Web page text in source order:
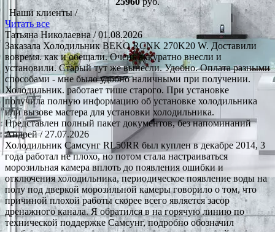
Наши клиенты /
Читать все
Татьяна Николаевна/ 01.08.2026
Заказала Холодильник BEKO RCNK 270K20 W. Доставили
вовремя. как и обещали. Очень аккуратно внесли и
установили. Старый тут же вынесли. Удобно. Оплата разными
способами - мне было удобно наличными при получении.
Холодильник. работает тише старого. При установке
получила полную информацию об установке холодильника
или вызове мастера для установки холодильника.
Представлен полный пакет документов, без напоминаний
Андрей/ 27.07.2026
Холодильник Самсунг RL50RR был куплен в декабре 2014, 3
года работал не плохо, но потом стала настраиваться
морозильная камера вплоть до появления ошибки и
отключения холодильника, периодическое появление воды на
полу под дверкой морозильной камеры говорило о том, что
причиной плохой работы скорее всего является засор
дренажного канала. Я обратился в на горячую линию по
технической поддержке Самсунг, подробно обозначил